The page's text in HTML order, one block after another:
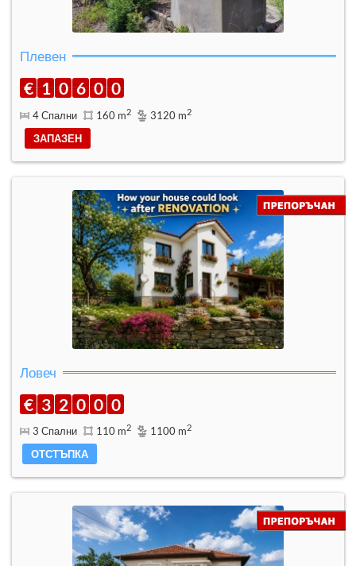
Плевен
€ 1 0 6 0 0
4 Спални 160 m2 3120 m2
ЗАПАЗЕН
Ловеч
€ 3 2 0 0 0
3 Спални 110 m2 1100 m2
ОТСТЪПКА